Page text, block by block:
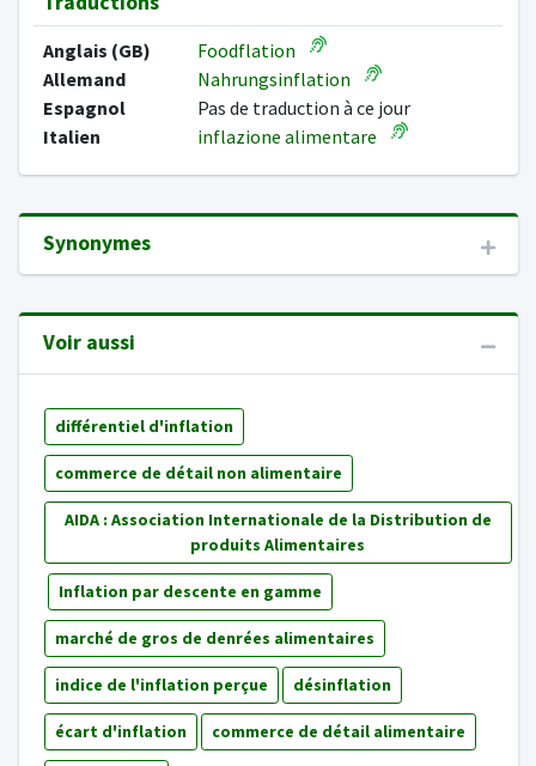
Anglais (GB)
Foodflation
Allemand
Nahrungsinflation
Espagnol
Pas de traduction à ce jour
Italien
inflazione alimentare
Synonymes
Voir aussi
différentiel d'inflation
commerce de détail non alimentaire
AIDA : Association Internationale de la Distribution de
produits Alimentaires
Inflation par descente en gamme
marché de gros de denrées alimentaires
indice de l'inflation perçue désinflation
écart d'inflation commerce de détail alimentaire